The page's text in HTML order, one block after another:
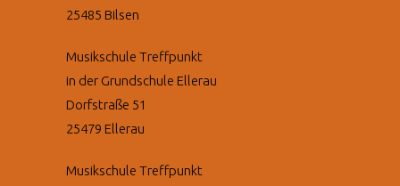
25485 Bilsen
Musikschule Treffpunkt
in der Grundschule Ellerau
Dorfstraße 51
25479 Ellerau
Musikschule Treffpunkt